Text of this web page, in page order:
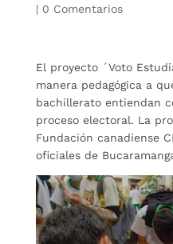
| 0 Comentarios
El proyecto ´Voto
manera pedagógica a
bachillerato entiendan
proceso electoral. La
Fundación canadiense
oficiales de